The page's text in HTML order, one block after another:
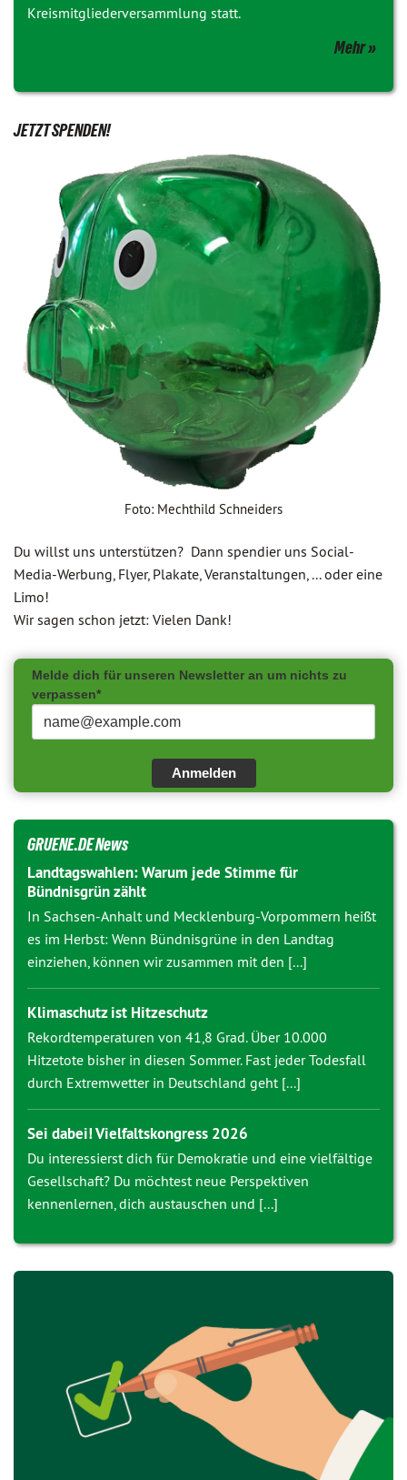
Kreismitgliederversammlung statt.
Mehr
JETZT SPENDEN!
Foto: Mechthild Schneiders
Du willst uns unterstützen? Dann spendier uns Social-
Media-Werbung, Flyer, Plakate, Veranstaltungen, ... oder eine
Limo!
Wir sagen schon jetzt: Vielen Dank!
Melde dich für unseren Newsletter an um nichts zu
verpassen*
Anmelden
GRUENE.DE News
Landtagswahlen: Warum jede Stimme für
Bündnisgrün zählt
In Sachsen-Anhalt und Mecklenburg-Vorpommern heißt
es im Herbst: Wenn Bündnisgrüne in den Landtag
einziehen, können wir zusammen mit den [...]
Klimaschutz ist Hitzeschutz
Rekordtemperaturen von 41,8 Grad. Über 10.000
Hitzetote bisher in diesen Sommer. Fast jeder Todesfall
durch Extremwetter in Deutschland geht [...]
Sei dabei! Vielfaltskongress 2026
Du interessierst dich für Demokratie und eine vielfältige
Gesellschaft? Du möchtest neue Perspektiven
kennenlernen, dich austauschen und [...]